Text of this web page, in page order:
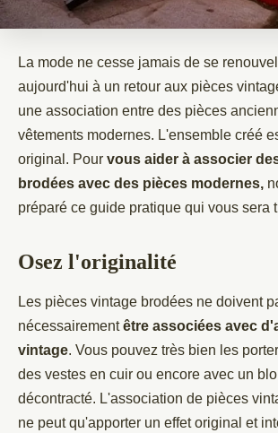
La mode ne cesse jamais de se
aujourd'hui à un retour aux pièces
une association entre des pièces
vêtements modernes. L'ensemble créé
original. Pour vous aider à associer
brodées avec des pièces modernes,
préparé ce guide pratique qui vous sera
Osez l'originalité
Les pièces vintage brodées ne doivent
nécessairementêtre associées avec
vintage. Vous pouvez très bien les
des vestes en cuir ou encore avec un
décontracté. L'association de pièces
ne peut qu'apporter un effet original et